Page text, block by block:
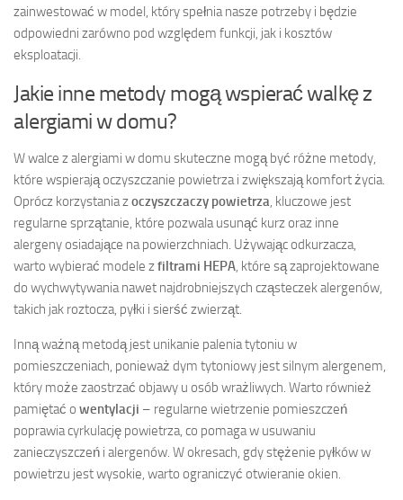
zainwestować w model, który spełnia nasze potrzeby i będzie
odpowiedni zarówno pod względem funkcji, jak i kosztów
eksploatacji.
Jakie inne metody mogą wspierać walkę z
alergiami w domu?
W walce z alergiami w domu skuteczne mogą być różne metody,
które wspierają oczyszczanie powietrza i zwiększają komfort życia.
Oprócz korzystania zoczyszczaczy powietrza, kluczowe jest
regularne sprzątanie, które pozwala usunąć kurz oraz inne
alergeny osiadające na powierzchniach. Używając odkurzacza,
warto wybierać modele zfiltrami HEPA, które są zaprojektowane
do wychwytywania nawet najdrobniejszych cząsteczek alergenów,
takich jak roztocza, pyłki i sierść zwierząt.
Inną ważną metodą jest unikanie palenia tytoniu w
pomieszczeniach, ponieważ dym tytoniowy jest silnym alergenem,
który może zaostrzać objawy u osób wrażliwych. Warto również
pamiętać o wentylacji – regularne wietrzenie pomieszczeń
poprawia cyrkulację powietrza, co pomaga w usuwaniu
zanieczyszczeń i alergenów. W okresach, gdy stężenie pyłków w
powietrzu jest wysokie, warto ograniczyć otwieranie okien.